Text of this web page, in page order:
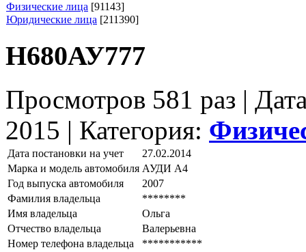
Физические лица [91143]
Юридические лица [211390]
Н680АУ777
Просмотров 581 раз |
2015 | Категория:
Дата постановки на учет
27.02.2014
Марка и модель автомобиля АУДИ А4
Год выпуска автомобиля
2007
Фамилия владельца
********
Имя владельца
Ольга
Отчество владельца
Валерьевна
Номер телефона владельца
***********